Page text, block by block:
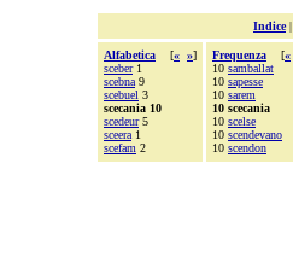
Indice|
Alfabetica [« »]
sceber1
scebna 9
scebuel 3
scecania 10
scedeur5
sceera 1
scefam 2
Frequenza [«
10 samballat
10 sapesse
10 sarem
10 scecania
10 scelse
10 scendevano
10 scendon